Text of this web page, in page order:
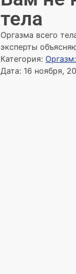
тела
Оргазма всего
эксперты
Категория:
Дата: 16 ноября,